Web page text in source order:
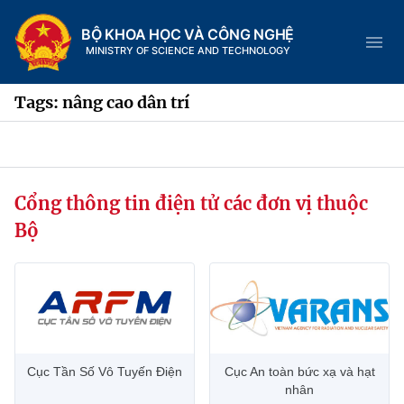
BỘ KHOA HỌC VÀ CÔNG NGHỆ
MINISTRY OF SCIENCE AND TECHNOLOGY
Trang chủ
Chức năng nhiệm vụ
Tin tức sự kiện
Hệ thống văn bản
Tags: nâng cao dân trí
Cổng thông tin điện tử các đơn vị thuộc
Bộ
Cục Tần Số Vô Tuyến Điện
Cục An toàn bức xạ và hạt
nhân